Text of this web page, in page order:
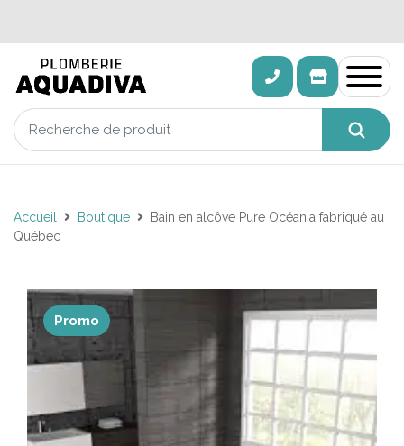
Accueil Boutique
Bain en alcôve Pure Océania fabriqué au
Québec
Promo